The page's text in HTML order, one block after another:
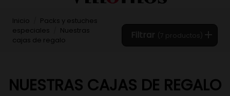
Inicio
Packs y estuches
especiales
Nuestras
cajas de regalo
NUESTRAS CAJAS DE REGALO